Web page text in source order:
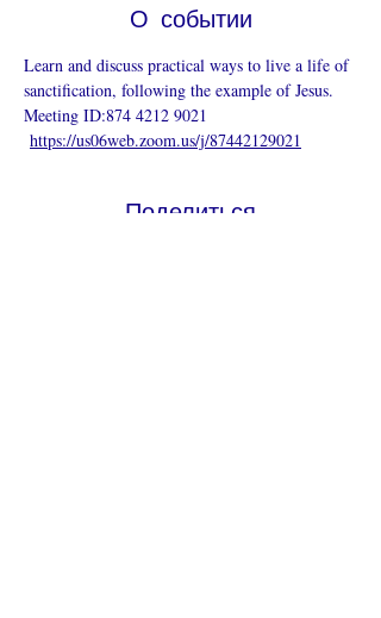
О событии
Learn and discuss practical ways to live a life of
sanctification, following the example of Jesus.
Meeting ID:874 4212 9021
https://us06web.zoom.us/j/87442129021
Поделиться